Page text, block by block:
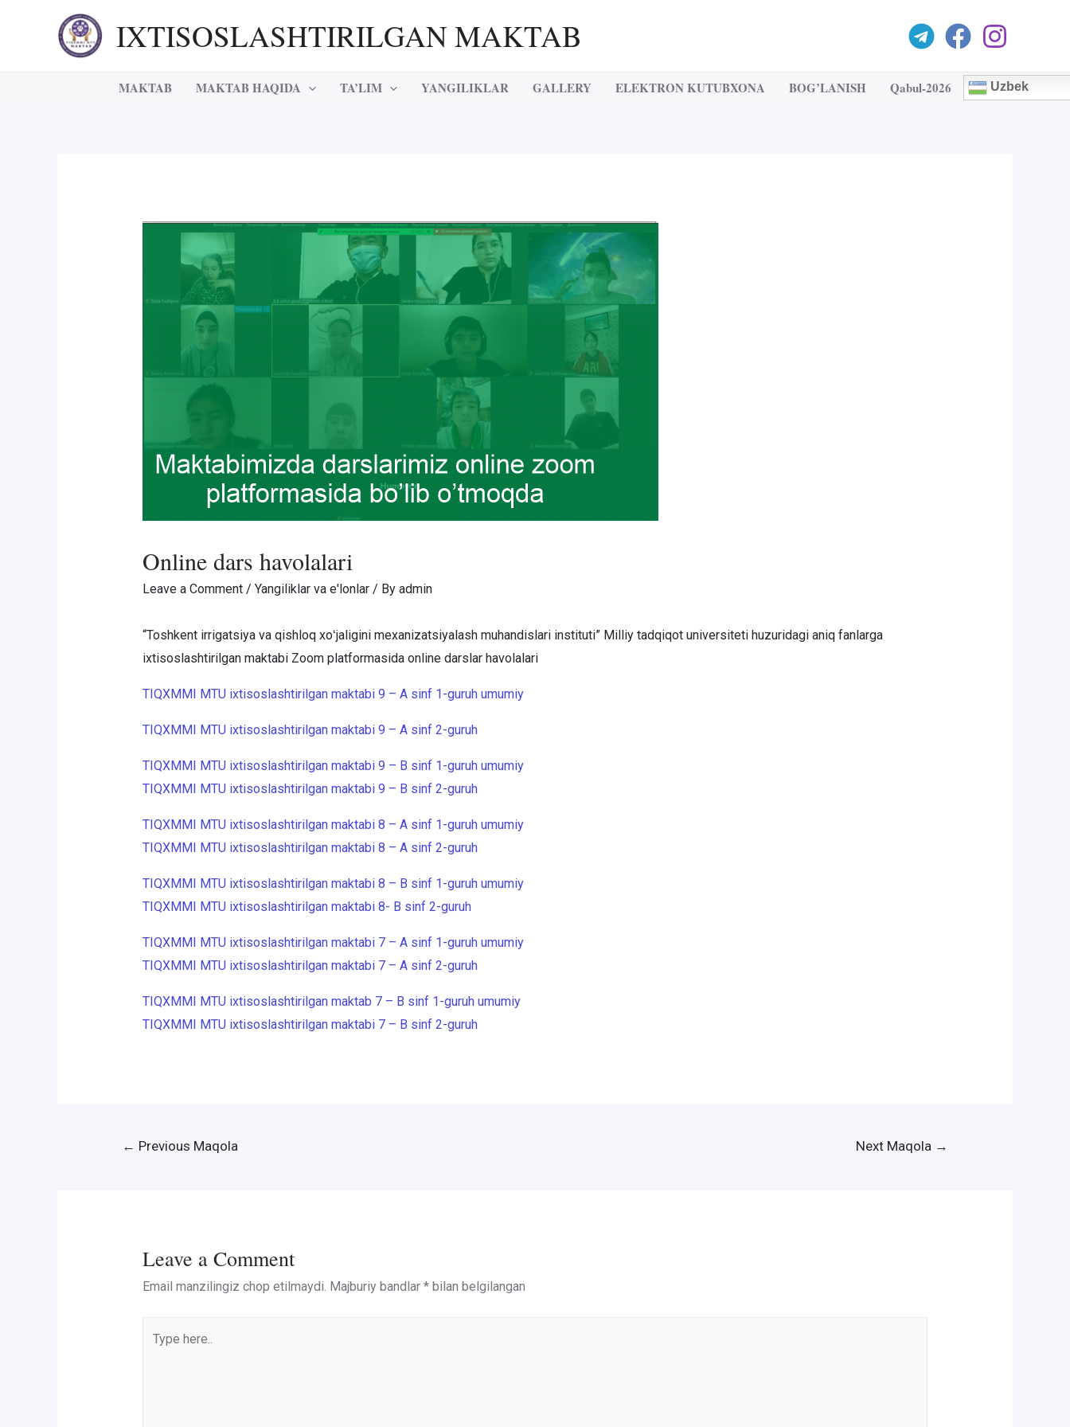
IXTISOSLASHTIRILGAN MAKTAB
MAKTAB MAKTAB HAQIDA TA’LIM YANGILIKLAR GALLERY ELEKTRON KUTUBXONA BOG’LANISH Qabul-2026 Uzbek
Online dars havolalari
Leave a Comment / Yangiliklar va e'lonlar/ By admin
“Toshkent irrigatsiya va qishloq xoʻjaligini mexanizatsiyalash muhandislari instituti” Milliy tadqiqot universiteti huzuridagi aniq fanlarga
ixtisoslashtirilgan maktabi Zoom platformasida online darslar havolalari
TIQXMMI MTU ixtisoslashtirilgan maktabi 9 – A sinf 1-guruh umumiy
TIQXMMI MTU ixtisoslashtirilgan maktabi 9 – A sinf 2-guruh
TIQXMMI MTU ixtisoslashtirilgan maktabi 9 – B sinf 1-guruh umumiy
TIQXMMI MTU ixtisoslashtirilgan maktabi 9 – B sinf 2-guruh
TIQXMMI MTU ixtisoslashtirilgan maktabi 8 – A sinf 1-guruh umumiy
TIQXMMI MTU ixtisoslashtirilgan maktabi 8 – A sinf 2-guruh
TIQXMMI MTU ixtisoslashtirilgan maktabi 8 – B sinf 1-guruh umumiy
TIQXMMI MTU ixtisoslashtirilgan maktabi 8- B sinf 2-guruh
TIQXMMI MTU ixtisoslashtirilgan maktabi 7 – A sinf 1-guruh umumiy
TIQXMMI MTU ixtisoslashtirilgan maktabi 7 – A sinf 2-guruh
TIQXMMI MTU ixtisoslashtirilgan maktab 7 – B sinf 1-guruh umumiy
TIQXMMI MTU ixtisoslashtirilgan maktabi 7 – B sinf 2-guruh
← Previous Maqola Next Maqola →
Leave a Comment
Email manzilingiz chop etilmaydi. Majburiy bandlar *bilan belgilangan
here..